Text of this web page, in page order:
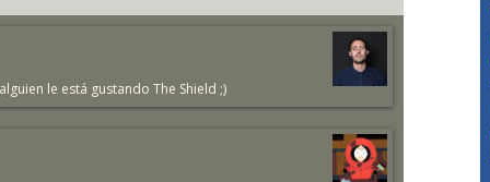
le está gustando The Shield ;)